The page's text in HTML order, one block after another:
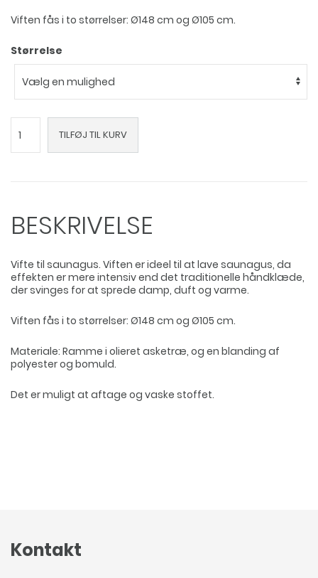
Viften fås i to størrelser: Ø148 cm og Ø105 cm.
Størrelse
vifte
antal
TILFØJ TIL KURV
BESKRIVELSE
Vifte til saunagus. Viften er ideel til at lave saunagus, da
effekten er mere intensiv end det traditionelle håndklæde,
der svinges for at sprede damp, duft og varme.
Viften fås i to størrelser: Ø148 cm og Ø105 cm.
Materiale: Ramme i olieret asketræ, og en blanding af
polyester og bomuld.
Det er muligt at aftage og vaske stoffet.
Kontakt